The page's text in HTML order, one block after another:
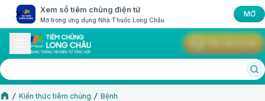
Xem sổ tiêm chủng điện tử
Mở trong ứng dụng Nhà Thuốc Long Châu
MỞ
Kiến thức tiêm chủng Bệnh